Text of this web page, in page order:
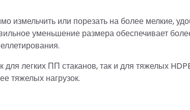
измельчить или порезать на более мелкие,
уменьшение размера обеспечивает
легких ПП стаканов, так и для тяжелых
тяжелых нагрузок.